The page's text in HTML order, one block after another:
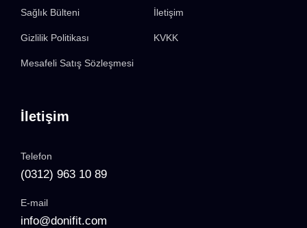
Sağlık Bülteni İletişim
Gizlilik Politikası KVKK
Mesafeli Satış Sözleşmesi
İletişim
Telefon
(0312) 963 10 89
E-mail
info@donifit.com